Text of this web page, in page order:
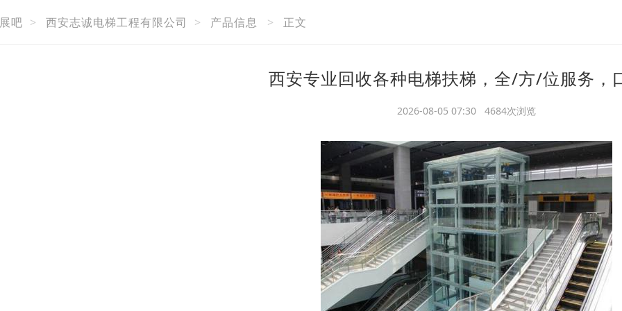
吧 > 西安志诚电梯工程有限公司 > 产品信息 > 正文
西安专业回收各种电梯扶梯，全/方/位服务，
2026-08-05 07:30 4684次浏览